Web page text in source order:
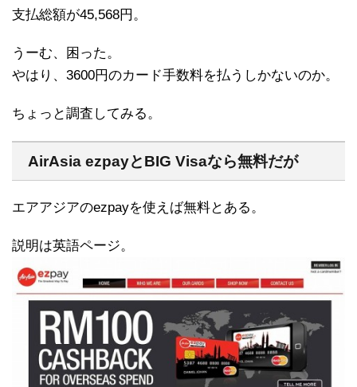
支払総額が45,568円。
うーむ、困った。
やはり、3600円のカード手数料を払うしかないのか。
ちょっと調査してみる。
AirAsia ezpayとBIG Visaなら無料だが
エアアジアのezpayを使えば無料とある。
説明は英語ページ。